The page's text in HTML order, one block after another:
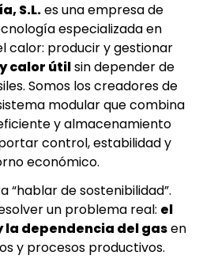
S.L.es una empresa de
especializada en
calor: producir y gestionar
calor útilsin depender de
Somos los creadores de
modular que combina
y almacenamiento
control, estabilidad y
económico.
“hablar de sostenibilidad”.
un problema real: el
la dependencia del gasen
y procesos productivos.